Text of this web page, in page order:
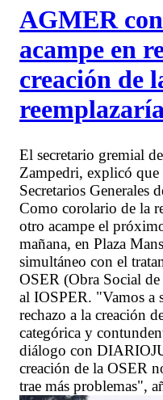
AGMER
acampe en
creación de
El secretario gremial
Zampedri, explicó que
Secretarios Generales
Como corolario de la
otro acampe el
mañana, en Plaza
simultáneo con el
OSER (Obra Social
al IOSPER. "Vamos a
rechazo a la creación
categórica y
diálogo con
creación de la OSER
trae más problemas",